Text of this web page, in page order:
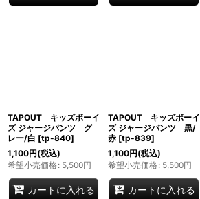
TAPOUT キッズボーイ
ズ ジャージパンツ グ
レー/白 [tp-840]
1,100円(税込)
希望小売価格: 5,500円
カートに入れる
TAPOUT キッズボーイ
ズ ジャージパンツ 黒/
赤 [tp-839]
1,100円(税込)
希望小売価格: 5,500円
カートに入れる